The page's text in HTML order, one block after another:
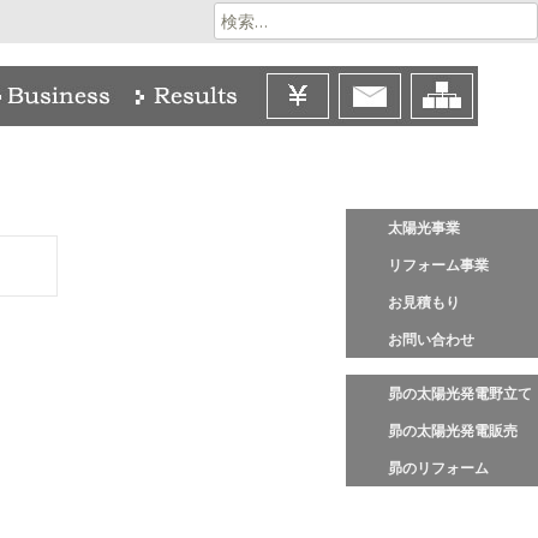
太陽光事業
リフォーム事業
お見積もり
お問い合わせ
昴の太陽光発電野立て
昴の太陽光発電販売
昴のリフォーム
検
索: